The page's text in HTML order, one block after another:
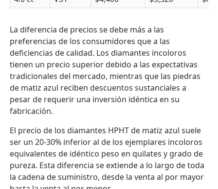
La diferencia de precios se debe más a las
preferencias de los consumidores que a las
deficiencias de calidad. Los diamantes incoloros
tienen un precio superior debido a las expectativas
tradicionales del mercado, mientras que las piedras
de matiz azul reciben descuentos sustanciales a
pesar de requerir una inversión idéntica en su
fabricación.
El precio de los diamantes HPHT de matiz azul suele
ser un 20-30% inferior al de los ejemplares incoloros
equivalentes de idéntico peso en quilates y grado de
pureza. Esta diferencia se extiende a lo largo de toda
la cadena de suministro, desde la venta al por mayor